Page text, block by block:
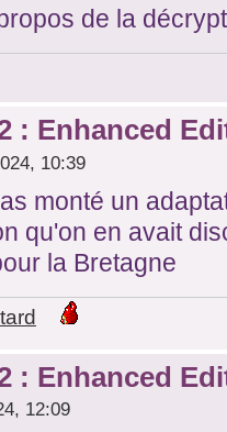
de la
: Enhanced
10:39
monté un
qu'on en avait
la Bretagne
: Enhanced
12:09